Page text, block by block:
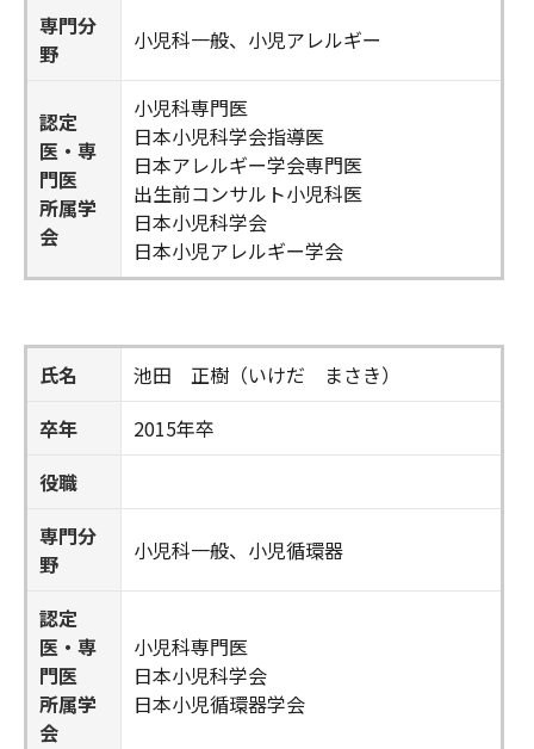
専門分
野
小児科一般、小児アレルギー
認定
医・専
門医
所属学
会
小児科専門医
日本小児科学会指導医
日本アレルギー学会専門医
出生前コンサルト小児科医
日本小児科学会
日本小児アレルギー学会
氏名
池田 正樹（いけだ まさき）
卒年
2015年卒
役職
専門分
野
小児科一般、小児循環器
認定
医・専
門医
所属学
会
小児科専門医
日本小児科学会
日本小児循環器学会